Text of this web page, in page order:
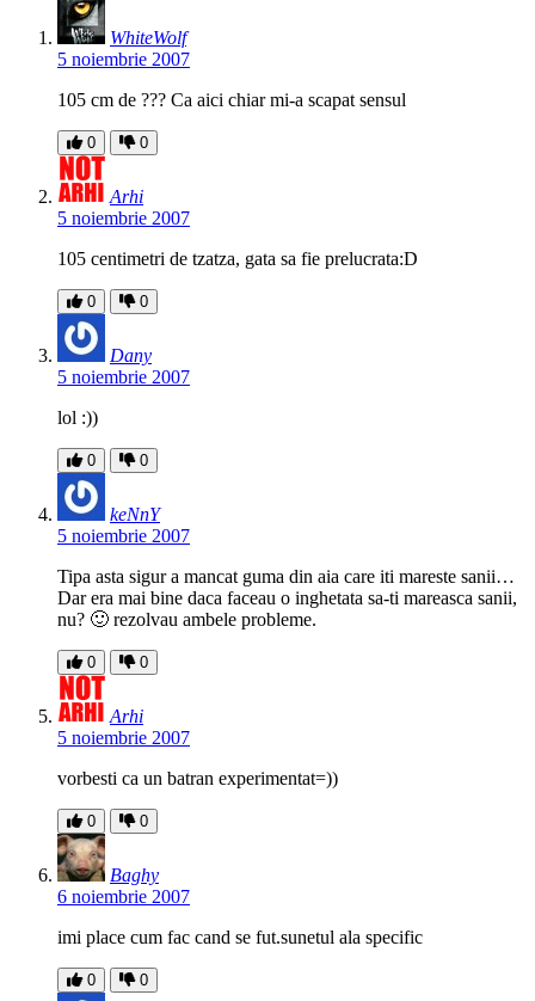
WhiteWolf
5 noiembrie 2007
105 cm de ??? Ca aici chiar mi-a scapat sensul
0 0
Arhi
5 noiembrie 2007
105 centimetri de tzatza, gata sa fie prelucrata:D
0 0
Dany
5 noiembrie 2007
lol :))
0 0
keNnY
5 noiembrie 2007
Tipa asta sigur a mancat guma din aia care iti mareste sanii…
Dar era mai bine daca faceau o inghetata sa-ti mareasca sanii,
nu? 🙂 rezolvau ambele probleme.
0 0
Arhi
5 noiembrie 2007
vorbesti ca un batran experimentat=))
0 0
Baghy
6 noiembrie 2007
imi place cum fac cand se fut.sunetul ala specific
0 0